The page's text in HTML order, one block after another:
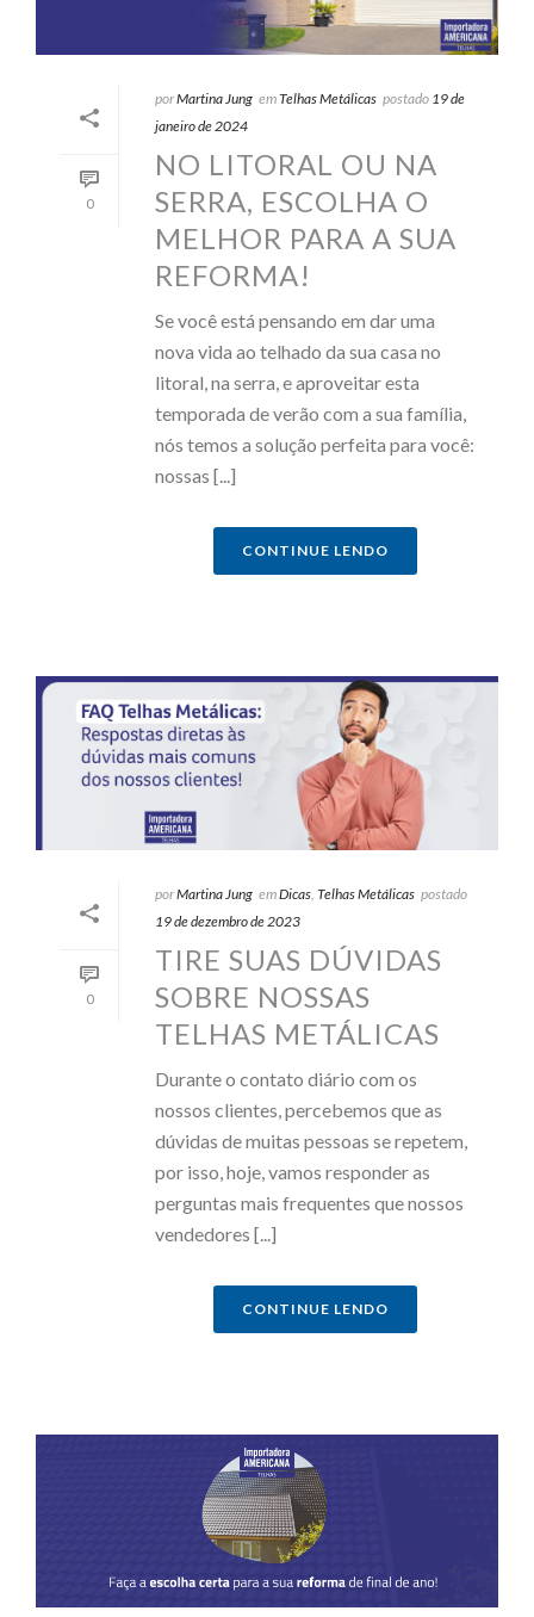
0
porMartina Jung emTelhas Metálicas postado 19 de
janeiro de 2024
NO LITORAL OU NA
SERRA, ESCOLHA O
MELHOR PARA A SUA
REFORMA!
Se você está pensando em dar uma
nova vida ao telhado da sua casa no
litoral, na serra, e aproveitar esta
temporada de verão com a sua família,
nós temos a solução perfeita para você:
nossas [...]
CONTINUE LENDO
0
porMartina Jung emDicas Telhas Metálicas postado
19 de dezembro de 2023
TIRE SUAS DÚVIDAS
SOBRE NOSSAS
TELHAS METÁLICAS
Durante o contato diário com os
nossos clientes, percebemos que as
dúvidas de muitas pessoas se repetem,
por isso, hoje, vamos responder as
perguntas mais frequentes que nossos
vendedores [...]
CONTINUE LENDO